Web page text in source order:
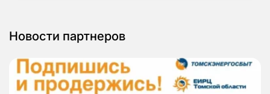
Новости партнеров